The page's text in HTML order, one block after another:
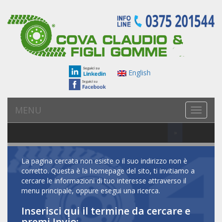
English
T
o
MENU
La pagina cercata non esiste o il suo indirizzo non è
corretto. Questa è la homepage del sito, ti invitiamo a
cercare le informazioni di tuo interesse attraverso il
menu principale, oppure esegui una ricerca.
Inserisci qui il termine da cercare e